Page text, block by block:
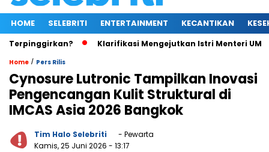
HOME SELEBRITI ENTERTAINMENT KECANTIKAN
Klarifikasi Mengejutkan Istri Menteri UMKM Soal
Home / Pers Rilis
Cynosure Lutronic Tampilkan Inovasi
Pengencangan Kulit Struktural di
IMCAS Asia 2026 Bangkok
Tim Halo Selebriti
- Pewarta
Kamis, 25 Juni 2026 - 13:17